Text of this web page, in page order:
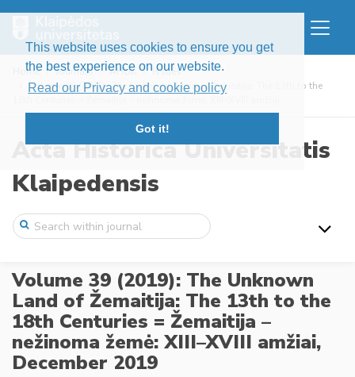
This website uses cookies to ensure you get
the best experience on our website.
Read our Privacy and cookie policy
Got it!
Home Journals AHUK
Issues
Volume 39 (2019): The Unknown Land of Žemaitija: The 13th to the
Acta Historica Universitatis
Klaipedensis
Volume 39 (2019): The Unknown
Land of Žemaitija: The 13th to the
18th Centuries = Žemaitija –
nežinoma žemė: XIII–XVIII amžiai,
December 2019